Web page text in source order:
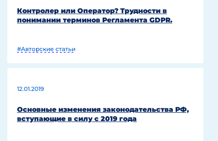
Контролер или Оператор? Трудности в
понимании терминов Регламента GDPR.
#Авторские статьи
12.01.2019
Основные изменения законодательства РФ,
вступающие в силу с 2019 года